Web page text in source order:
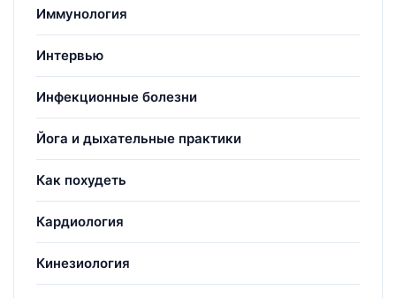
Иммунология
Интервью
Инфекционные болезни
Йога и дыхательные практики
Как похудеть
Кардиология
Кинезиология